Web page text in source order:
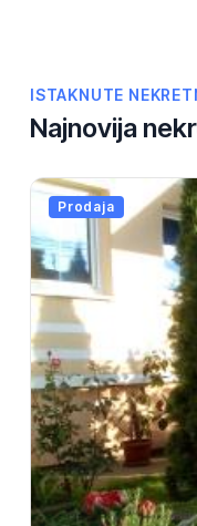
ISTAKNUTE
Najnovija
Prodaja